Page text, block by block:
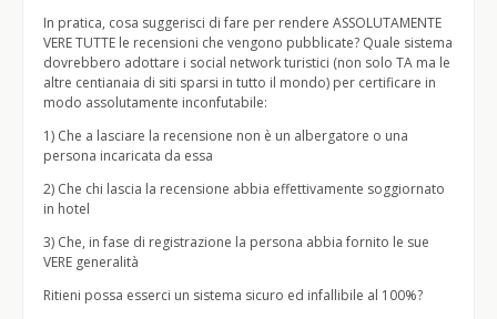
In pratica, cosa suggerisci di fare per rendere ASSOLUTAMENTE
VERE TUTTE le recensioni che vengono pubblicate? Quale sistema
dovrebbero adottare i social network turistici (non solo TA ma le
altre centianaia di siti sparsi in tutto il mondo) per certificare in
modo assolutamente inconfutabile:
1) Che a lasciare la recensione non è un albergatore o una
persona incaricata da essa
2) Che chi lascia la recensione abbia effettivamente soggiornato
in hotel
3) Che, in fase di registrazione la persona abbia fornito le sue
VERE generalità
Ritieni possa esserci un sistema sicuro ed infallibile al 100%?